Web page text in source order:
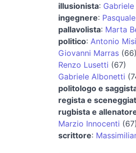
illusionista:
ingegnere:
pallavolista: Marta
politico: Antonio
Giovanni Marras (66)
Renzo Lusetti (67)
Gabriele Albonetti
politologo e
regista e
rugbista e
Marzio Innocenti (67)
scrittore: